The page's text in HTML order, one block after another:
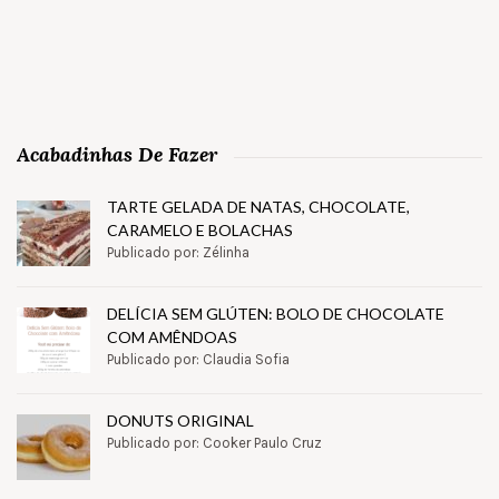
Acabadinhas De Fazer
TARTE GELADA DE NATAS, CHOCOLATE,
CARAMELO E BOLACHAS
Publicado por: Zélinha
DELÍCIA SEM GLÚTEN: BOLO DE CHOCOLATE
COM AMÊNDOAS
Publicado por: Claudia Sofia
DONUTS ORIGINAL
Publicado por: Cooker Paulo Cruz